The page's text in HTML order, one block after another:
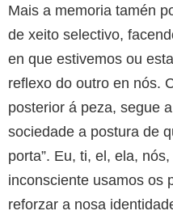
Mais a memoria tamén
de xeito selectivo,
en que estivemos ou
reflexo do outro en nós.
posterior á peza, segue
sociedade a postura de
porta”. Eu, ti, el, ela,
inconsciente usamos os
reforzar a nosa